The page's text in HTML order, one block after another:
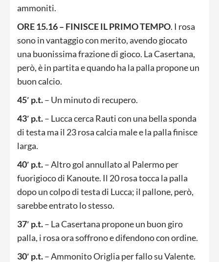
ammoniti.
ORE 15.16 – FINISCE IL PRIMO TEMPO. I rosa
sono in vantaggio con merito, avendo giocato
una buonissima frazione di gioco. La Casertana,
però, è in partita e quando ha la palla propone un
buon calcio.
45′ p.t.– Un minuto di recupero.
43′ p.t.– Lucca cerca Rauti con una bella sponda
di testa ma il 23 rosa calcia male e la palla finisce
larga.
40′ p.t.– Altro gol annullato al Palermo per
fuorigioco di Kanoute. Il 20 rosa tocca la palla
dopo un colpo di testa di Lucca; il pallone, però,
sarebbe entrato lo stesso.
37′ p.t.– La Casertana propone un buon giro
palla, i rosa ora soffrono e difendono con ordine.
30′ p.t.– Ammonito Origlia per fallo su Valente.